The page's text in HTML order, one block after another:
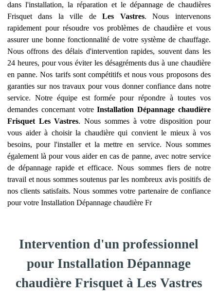
dans l'installation, la réparation et le dépannage de chaudières
Frisquet dans la ville deLes Vastres. Nous intervenons
rapidement pour résoudre vos problèmes de chaudière et vous
assurer une bonne fonctionnalité de votre système de chauffage.
Nous offrons des délais d'intervention rapides, souvent dans les
24 heures, pour vous éviter les désagréments dus à une chaudière
en panne. Nos tarifs sont compétitifs et nous vous proposons des
garanties sur nos travaux pour vous donner confiance dans notre
service. Notre équipe est formée pour répondre à toutes vos
demandes concernant votreInstallation Dépannage chaudière
Frisquet Les Vastres. Nous sommes à votre disposition pour
vous aider à choisir la chaudière qui convient le mieux à vos
besoins, pour l'installer et la mettre en service. Nous sommes
également là pour vous aider en cas de panne, avec notre service
de dépannage rapide et efficace. Nous sommes fiers de notre
travail et nous sommes soutenus par les nombreux avis positifs de
nos clients satisfaits. Nous sommes votre partenaire de confiance
pour votre Installation Dépannage chaudière Fr
Intervention d'un professionnel
pour Installation Dépannage
chaudière Frisquet à Les Vastres